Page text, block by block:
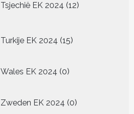
Tsjechië EK 2024 12
producten
Turkije EK 2024 15
producten
Wales EK 2024 00
Zweden EK 2024 0
producten